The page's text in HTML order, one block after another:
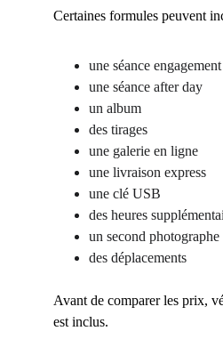
Certaines formules peuvent
une séance engagement
une séance after day
un album
des tirages
une galerie en ligne
une livraison express
une clé USB
des heures
un second photographe
des déplacements
Avant de comparer les prix,
est inclus.